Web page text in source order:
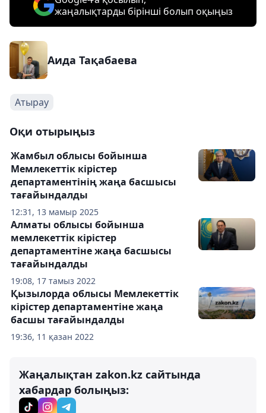
жаңалықтарды бірінші болып оқыңыз
Аида Тақабаева
Атырау
Оқи отырыңыз
12:31, 13 мамыр 2025
Жамбыл облысы бойынша
Мемлекеттік кірістер
департаментінің жаңа басшысы
тағайындалды
19:08, 17 тамыз 2022
Алматы облысы бойынша
мемлекеттік кірістер
департаментіне жаңа басшысы
тағайындалды
19:36, 11 қазан 2022
Қызылорда облысы Мемлекеттік
кірістер департаментіне жаңа
басшы тағайындалды
Жаңалықтан zakon.kz сайтында
хабардар болыңыз: